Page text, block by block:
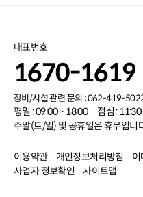
대표번호
1670-1619
장비/시설 관련 문의 : 062-419-
평일 : 09:00 ~ 18:00
점심 :
주말(토/일) 및 공휴일은 휴무입니
이용약관 개인정보처리방침
사업자 정보확인
사이트맵